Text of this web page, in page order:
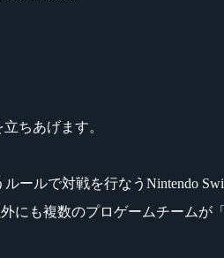
ちあげます。
ールで対戦を行なうNintendo
にも複数のプロゲームチームが